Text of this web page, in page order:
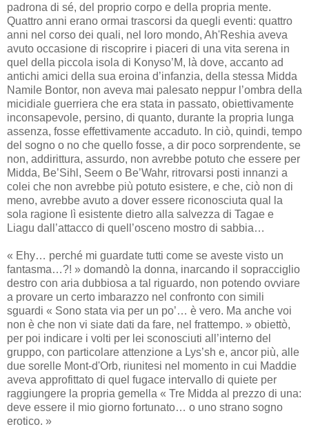
padrona di sé, del proprio corpo e della propria mente.
Quattro anni erano ormai trascorsi da quegli eventi: quattro
anni nel corso dei quali, nel loro mondo, Ah'Reshia aveva
avuto occasione di riscoprire i piaceri di una vita serena in
quel della piccola isola di Konyso’M, là dove, accanto ad
antichi amici della sua eroina d’infanzia, della stessa Midda
Namile Bontor, non aveva mai palesato neppur l’ombra della
micidiale guerriera che era stata in passato, obiettivamente
inconsapevole, persino, di quanto, durante la propria lunga
assenza, fosse effettivamente accaduto. In ciò, quindi, tempo
del sogno o no che quello fosse, a dir poco sorprendente, se
non, addirittura, assurdo, non avrebbe potuto che essere per
Midda, Be’Sihl, Seem o Be’Wahr, ritrovarsi posti innanzi a
colei che non avrebbe più potuto esistere, e che, ciò non di
meno, avrebbe avuto a dover essere riconosciuta qual la
sola ragione lì esistente dietro alla salvezza di Tagae e
Liagu dall’attacco di quell’osceno mostro di sabbia…
« Ehy… perché mi guardate tutti come se aveste visto un
fantasma…?! » domandò la donna, inarcando il sopracciglio
destro con aria dubbiosa a tal riguardo, non potendo ovviare
a provare un certo imbarazzo nel confronto con simili
sguardi « Sono stata via per un po’… è vero. Ma anche voi
non è che non vi siate dati da fare, nel frattempo. » obiettò,
per poi indicare i volti per lei sconosciuti all’interno del
gruppo, con particolare attenzione a Lys’sh e, ancor più, alle
due sorelle Mont-d'Orb, riunitesi nel momento in cui Maddie
aveva approfittato di quel fugace intervallo di quiete per
raggiungere la propria gemella « Tre Midda al prezzo di una:
deve essere il mio giorno fortunato… o uno strano sogno
erotico. »